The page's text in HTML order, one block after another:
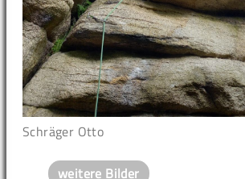
Schräger Otto
weitere Bilder